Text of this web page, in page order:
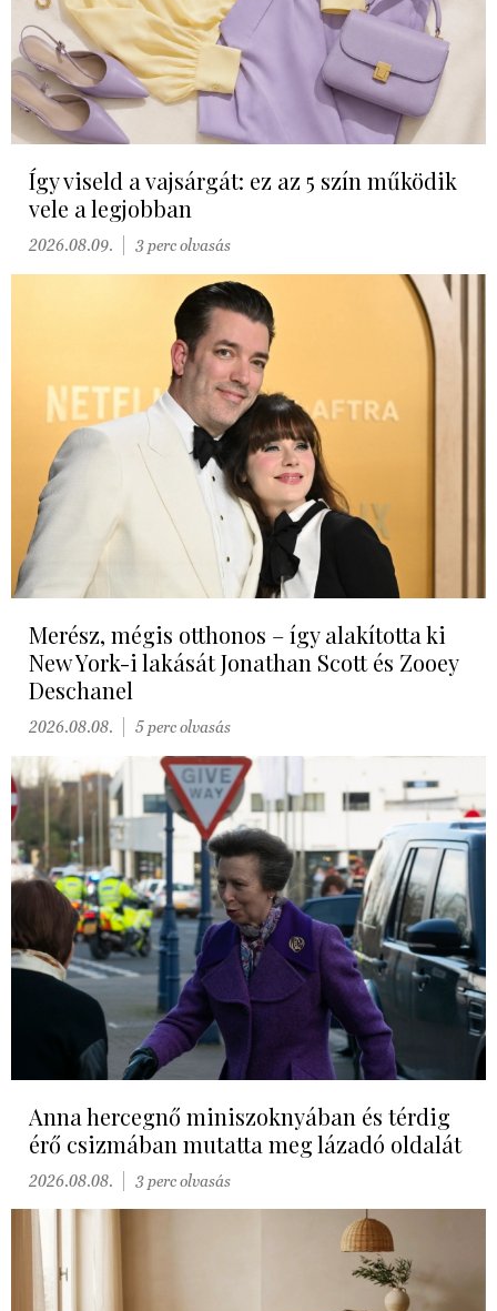
Így viseld a vajsárgát: ez az 5 szín működik
vele a legjobban
2026.08.09. 3 perc olvasás
Merész, mégis otthonos – így alakította ki
New York-i lakását Jonathan Scott és Zooey
Deschanel
2026.08.08. 5 perc olvasás
Anna hercegnő miniszoknyában és térdig
érő csizmában mutatta meg lázadó oldalát
2026.08.08. 3 perc olvasás